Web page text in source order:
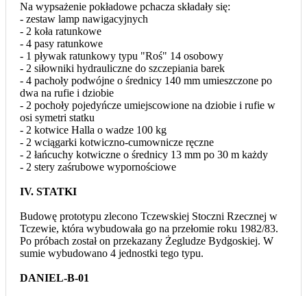
Na wypsażenie pokładowe pchacza składały się:
- zestaw lamp nawigacyjnych
- 2 koła ratunkowe
- 4 pasy ratunkowe
- 1 pływak ratunkowy typu "Roś" 14 osobowy
- 2 siłowniki hydrauliczne do szczepiania barek
- 4 pachoły podwójne o średnicy 140 mm umieszczone po
dwa na rufie i dziobie
- 2 pochoły pojedyńcze umiejscowione na dziobie i rufie w
osi symetri statku
- 2 kotwice Halla o wadze 100 kg
- 2 wciągarki kotwiczno-cumownicze ręczne
- 2 łańcuchy kotwiczne o średnicy 13 mm po 30 m każdy
- 2 stery zaśrubowe wypornościowe
IV. STATKI
Budowę prototypu zlecono Tczewskiej Stoczni Rzecznej w
Tczewie, która wybudowała go na przełomie roku 1982/83.
Po próbach został on przekazany Żegludze Bydgoskiej. W
sumie wybudowano 4 jednostki tego typu.
DANIEL-B-01